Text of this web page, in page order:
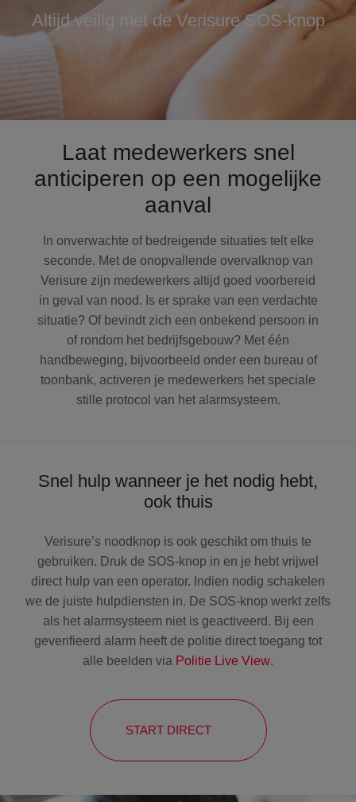
Altijd veilig met de Verisure SOS-knop
Laat medewerkers snel
anticiperen op een mogelijke
aanval
In onverwachte of bedreigende situaties telt elke
seconde. Met de onopvallende overvalknop van
Verisure zijn medewerkers altijd goed voorbereid
in geval van nood. Is er sprake van een verdachte
situatie? Of bevindt zich een onbekend persoon in
of rondom het bedrijfsgebouw? Met één
handbeweging, bijvoorbeeld onder een bureau of
toonbank, activeren je medewerkers het speciale
stille protocol van het alarmsysteem.
Snel hulp wanneer je het nodig hebt,
ook thuis
Verisure’s noodknop is ook geschikt om thuis te
gebruiken. Druk de SOS-knop in en je hebt vrijwel
direct hulp van een operator. Indien nodig schakelen
we de juiste hulpdiensten in. De SOS-knop werkt zelfs
als het alarmsysteem niet is geactiveerd. Bij een
geverifieerd alarm heeft de politie direct toegang tot
alle beelden via Politie Live View.
START DIRECT